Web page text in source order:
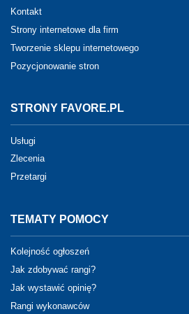
Kontakt
Strony internetowe dla firm
Tworzenie sklepu internetowego
Pozycjonowanie stron
STRONY FAVORE.PL
Usługi
Zlecenia
Przetargi
TEMATY POMOCY
Kolejność ogłoszeń
Jak zdobywać rangi?
Jak wystawić opinię?
Rangi wykonawców